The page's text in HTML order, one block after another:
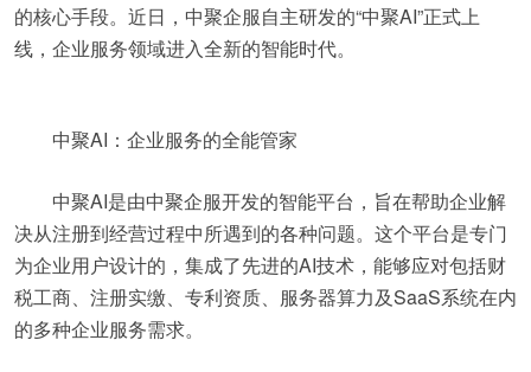
的核心手段。近日，中聚企服自主研发的“中聚AI”正式上
线，企业服务领域进入全新的智能时代。
中聚AI：企业服务的全能管家
中聚AI是由中聚企服开发的智能平台，旨在帮助企业解
决从注册到经营过程中所遇到的各种问题。这个平台是专门
为企业用户设计的，集成了先进的AI技术，能够应对包括财
税工商、注册实缴、专利资质、服务器算力及SaaS系统在内
的多种企业服务需求。